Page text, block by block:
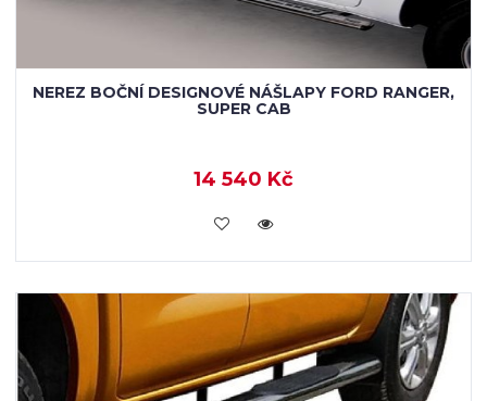
NEREZ BOČNÍ DESIGNOVÉ NÁŠLAPY FORD RANGER,
SUPER CAB
14 540 Kč
KOUPIT